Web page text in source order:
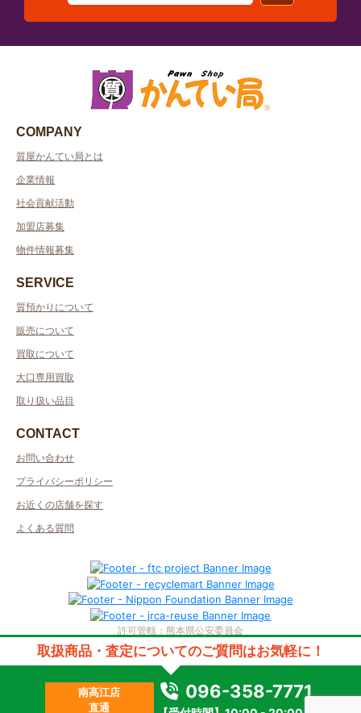
COMPANY
質屋かんてい局とは
企業情報
社会貢献活動
加盟店募集
物件情報募集
SERVICE
質預かりについて
販売について
買取について
大口専用買取
取り扱い品目
CONTACT
お問い合わせ
プライバシーポリシー
お近くの店舗を探す
よくある質問
許可管轄：熊本県公安委員会
古物商許可番号：第931020001326号／取得者名：株式会社英和実業
質屋許可番号：第931020001326号／取得者名：株式会社英和実業
2023 © kanteikyoku.jp allrights reseved.
取扱商品・査定についてのご質問はお気軽に！
南高江店
直通
096-358-7771